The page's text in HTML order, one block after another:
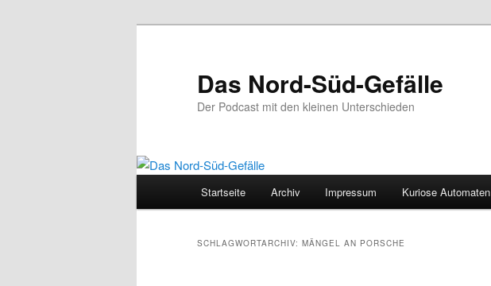
Das Nord-Süd-Gefälle
Der Podcast mit den kleinen Unterschieden
Startseite Archiv Impressum Kuriose Automaten
SCHLAGWORTARCHIV: MÄNGEL AN PORSCHE